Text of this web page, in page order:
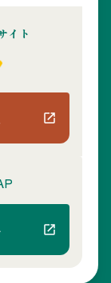
イト